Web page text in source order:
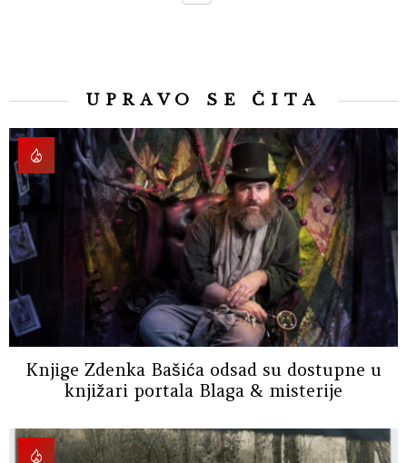
UPRAVO SE ČITA
Knjige Zdenka Bašića odsad su dostupne u
knjižari portala Blaga & misterije